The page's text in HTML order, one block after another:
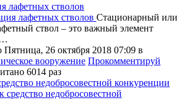
лафетных стволов
Стационарный или
ствол – это важный элемент
26 октября 2018 07:09 в
вооружение Прокомментируй
6014 раз
недобросовестной конкуренции